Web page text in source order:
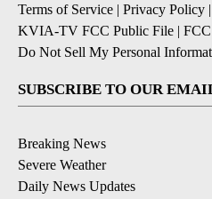
Terms of Service | Privacy Policy |
KVIA-TV FCC Public File |
Do Not Sell My Personal
SUBSCRIBE TO OUR
Breaking News
Severe Weather
Daily News Updates